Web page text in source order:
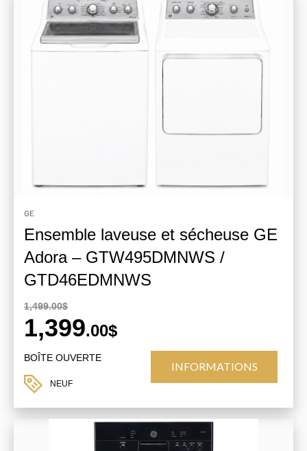
GE
Ensemble laveuse et sécheuse GE
Adora – GTW495DMNWS /
GTD46EDMNWS
1,499.00$
1,399.00$
BOÎTE OUVERTE
NEUF
INFORMATIONS